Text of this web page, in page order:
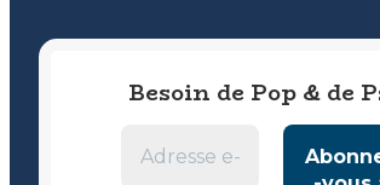
Besoin de Pop & de